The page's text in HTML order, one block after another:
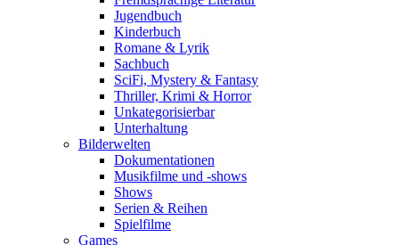
Jugendbuch
Kinderbuch
Romane & Lyrik
Sachbuch
SciFi, Mystery & Fantasy
Thriller, Krimi & Horror
Unkategorisierbar
Unterhaltung
Bilderwelten
Dokumentationen
Musikfilme und -shows
Shows
Serien & Reihen
Spielfilme
Games